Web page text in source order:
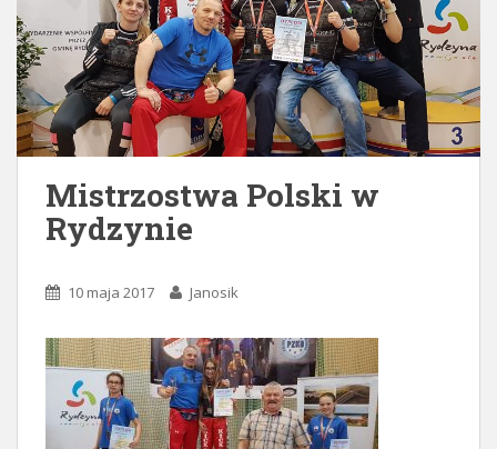
Mistrzostwa Polski w
Rydzynie
10 maja 2017 Janosik